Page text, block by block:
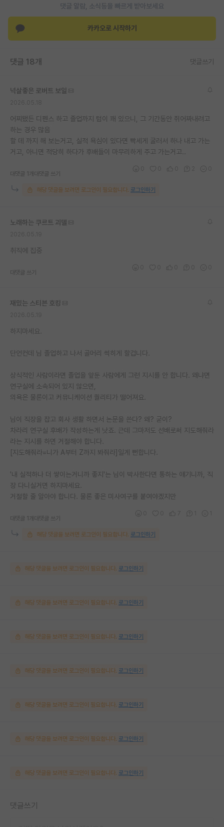
학술 정보 게시판
이벤트
재팬라운지 🌸
댓글 알람, 소식등을 빠르게 받아보세요
카카오로 시작하기
댓글 18개 댓글쓰기
넉살좋은 로버트 보일
어찌됐든 디펜스 하고 졸업까지 텀이 꽤 있으니, 그 기간동안 쥐어짜내려고
하는 경우 많음
할 데 까지 해 보는거고, 실적 욕심이 있다면 빡세게 굴러서 하나 내고 가는
거고, 아니면 적당히 하다가 후배들이 마무리하게 주고 가는거고..
대댓글 1개 대댓글 쓰기
해당 댓글을 보려면 로그인이 필요합니다. 로그인하기
노래하는 쿠르트 괴델
취직에 집중
대댓글 쓰기
재밌는 스티븐 호킹
하지마세요.
단언컨데 님 졸업하고 나서 골머리 썩히게 할겁니다.
상식적인 사람이라면 졸업을 앞둔 사람에게 그런 지시를 안 합니다. 왜냐면
연구실에 소속되어 있지 않으면,
의욕은 물론이고 커뮤니케이션 퀄리티가 떨어져요.
님이 직장을 잡고 회사 생활 하면서 논문을 쓴다? 왜? 굳이?
차라리 연구실 후배가 작성하는게 낫죠. 근데 그마저도 선배로써 지도해줘라
라는 지시를 하면 거절해야 합니다.
[지도해줘라=니가 A부터 Z까지 봐줘라]일게 뻔합니다.
'내 실적하나 더 쌓이는거니까 좋지'는 님이 박사한다면 통하는 얘기니까, 직
장 다니실거면 하지마세요.
거절할 줄 알아야 합니다. 물론 좋은 미사여구를 붙여야겠지만
대댓글 1개 대댓글 쓰기
해당 댓글을 보려면 로그인이 필요합니다. 로그인하기
해당 댓글을 보려면 로그인이 필요합니다. 로그인하기
해당 댓글을 보려면 로그인이 필요합니다. 로그인하기
해당 댓글을 보려면 로그인이 필요합니다. 로그인하기
해당 댓글을 보려면 로그인이 필요합니다. 로그인하기
해당 댓글을 보려면 로그인이 필요합니다. 로그인하기
해당 댓글을 보려면 로그인이 필요합니다. 로그인하기
해당 댓글을 보려면 로그인이 필요합니다. 로그인하기
댓글쓰기